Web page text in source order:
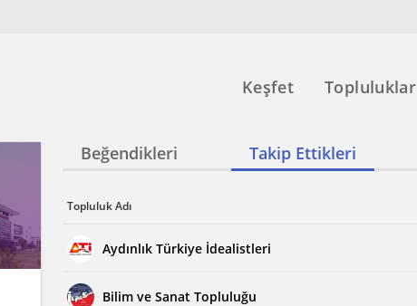
Keşfet Topluluklar
Beğendikleri Takip Ettikleri
Topluluk Adı
Aydınlık Türkiye İdealistleri
Bilim ve Sanat Topluluğu